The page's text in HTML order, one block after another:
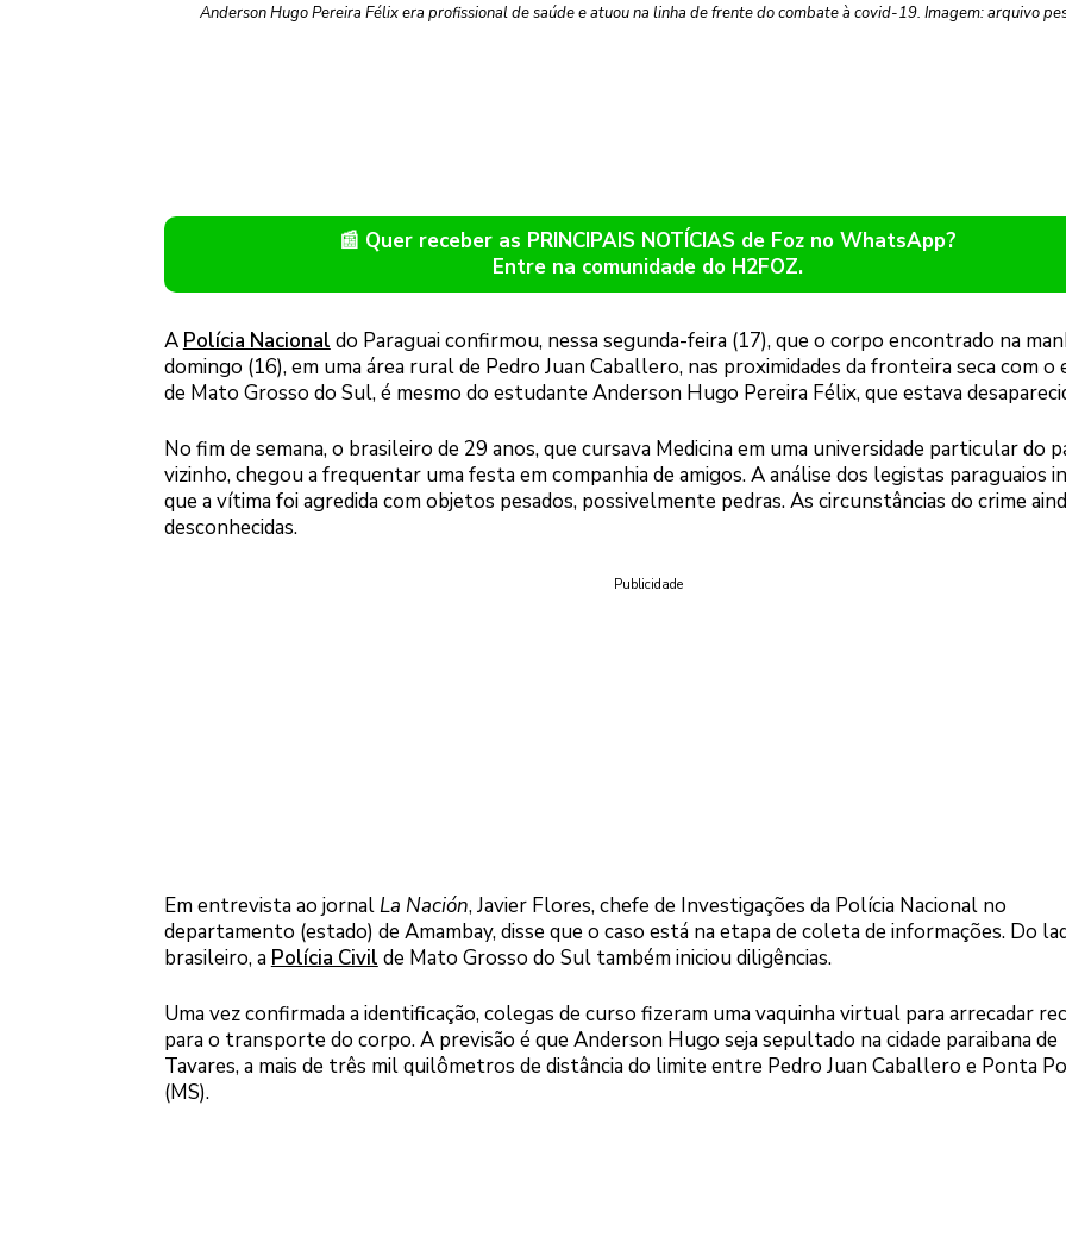
Anderson Hugo Pereira Félix era profissional de saúde e atuou na linha de frente do combate à covid-19. Imagem: arquivo
📰 Quer receber as PRINCIPAIS NOTÍCIAS de Foz no WhatsApp?
Entre na comunidade do H2FOZ.
A Polícia Nacional do Paraguai confirmou, nessa segunda-feira (17), que o corpo encontrado na
domingo (16), em uma área rural de Pedro Juan Caballero, nas proximidades da fronteira seca com o
de Mato Grosso do Sul, é mesmo do estudante Anderson Hugo Pereira Félix, que estava
No fim de semana, o brasileiro de 29 anos, que cursava Medicina em uma universidade particular do
vizinho, chegou a frequentar uma festa em companhia de amigos. A análise dos legistas paraguaios
que a vítima foi agredida com objetos pesados, possivelmente pedras. As circunstâncias do crime
desconhecidas.
Publicidade
Em entrevista ao jornalLa Nación, Javier Flores, chefe de Investigações da Polícia Nacional no
departamento (estado) de Amambay, disse que o caso está na etapa de coleta de informações. Do
brasileiro, a Polícia Civil de Mato Grosso do Sul também iniciou diligências.
Uma vez confirmada a identificação, colegas de curso fizeram uma vaquinha virtual para arrecadar
para o transporte do corpo. A previsão é que Anderson Hugo seja sepultado na cidade paraibana de
Tavares, a mais de três mil quilômetros de distância do limite entre Pedro Juan Caballero e Ponta
(MS).